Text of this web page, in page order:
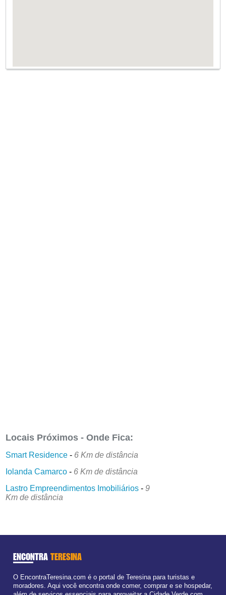
Locais Próximos - Onde Fica:
Smart Residence - 6 Km de distância
Iolanda Camarco - 6 Km de distância
Lastro Empreendimentos Imobiliários -9
Km de distância
ENCONTRA TERESINA
O EncontraTeresina.com é o portal de Teresina para turistas e
moradores. Aqui você encontra onde comer, comprar e se hospedar,